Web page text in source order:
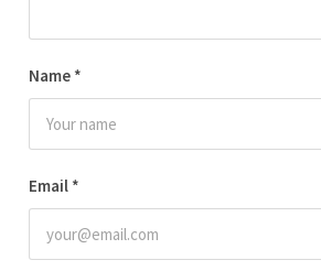
Name *
Email *